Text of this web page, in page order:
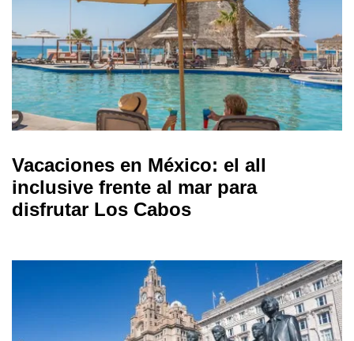
Vacaciones en México: el all
inclusive frente al mar para
disfrutar Los Cabos